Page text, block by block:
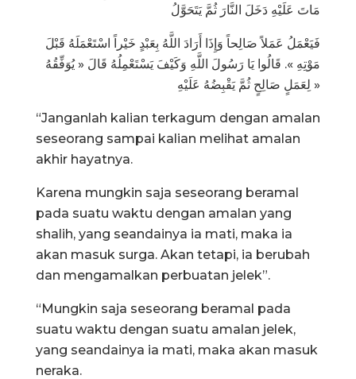
مَاتَ عَلَيْهِ دَخَلَ النَّارَ ثُمَّ يَتَحَوَّلُ
فَيَعْمَلُ عَمَلاً صَالِحاً وَإِذَا أَرَادَ اللَّهُ بِعَبْدٍ خَيْراً اسْتَعْمَلَهُ قَبْلَ
مَوْتِهِ ». قَالُوا يَا رَسُولَ اللَّهِ وَكَيْفَ يَسْتَعْمِلُهُ قَالَ « يُوَفِّقُهُ
لِعَمَلٍ صَالِحٍ ثُمَّ يَقْبِضُهُ عَلَيْهِ »
“Janganlah kalian terkagum dengan amalan
seseorang sampai kalian melihat amalan
akhir hayatnya.
Karena mungkin saja seseorang beramal
pada suatu waktu dengan amalan yang
shalih, yang seandainya ia mati, maka ia
akan masuk surga. Akan tetapi, ia berubah
dan mengamalkan perbuatan jelek”.
“Mungkin saja seseorang beramal pada
suatu waktu dengan suatu amalan jelek,
yang seandainya ia mati, maka akan masuk
neraka.